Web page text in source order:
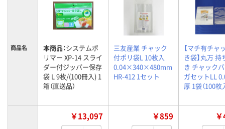
商品名 本商品：システムポ
リマー XP-14 スライ
ダー付ジッパー保存
袋 L 9枚/(100冊入) 1
箱（直送品）
三友産業 チャック
付ポリ袋L 10枚入
0.04×340×480mm
HR-412 1セット
【マチ有チャ
き袋】丸万 持
き チャック
ガセットLL
厚 1袋（100枚
￥13,097 ￥859